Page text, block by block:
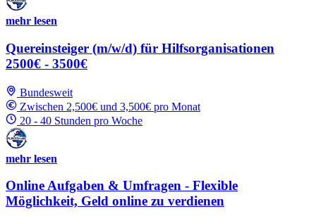
mehr lesen
Quereinsteiger (m/w/d) für Hilfsorganisationen
2500€ - 3500€
Bundesweit
Zwischen 2,500€ und 3,500€ pro Monat
20 - 40 Stunden pro Woche
mehr lesen
Online Aufgaben & Umfragen - Flexible
Möglichkeit, Geld online zu verdienen